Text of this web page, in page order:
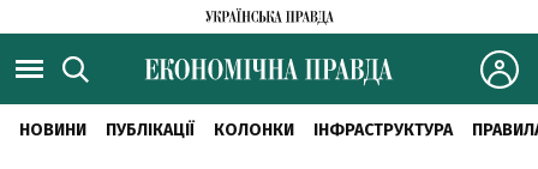
НОВИНИ ПУБЛІКАЦІЇ КОЛОНКИ ІНФРАСТРУКТУРА